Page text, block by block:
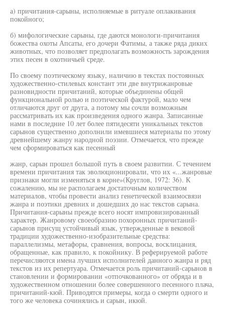
а) причитания-сарыны, исполняемые в ритуале оплакивания
покойного;
б) мифологические сарыны, где даются монологи-причитания
божества охоты Апсаты, его дочери Фатимы, а также ряда диких
животных, что позволяет предполагать возможность зарождения
этих песен в охотничьей среде.
По своему поэтическому языку, наличию в текстах постоянных
художественно-стилевых констант эти две внутрижанровые
разновидности причитаний, которые объединены общей
функциональной ролью и поэтической фактурой, мало чем
отличаются друг от друга, а потому мы сочли возможным
рассматривать их как произведения одного жанра. Записанные
нами в последние 10 лет более пятидесяти уникальных текстов
сарынов существенно дополнили имевшиеся материалы по этому
древнейшему жанру народной поэзии. Отмечается, что прежде
чем сформироваться как песенный
жанр, сарын прошел большой путь в своем развитии. С течением
времени причитания так эволюционировали, что их «...жанровые
признаки могли изменяться в корне»(Круглов, 1972: 36). К
сожалению, мы не располагаем достаточным количеством
материалов, чтобы провести анализ генетической взаимосвязи
жанра и поэтики древних и дошедших до нас текстов сарына.
Причитания-сарыны прежде всего носят импровизированный
характер. Жанровому своеобразию похоронных причитаний-
сарынов присущ устойчивый язык, утвержденные в вековой
традиции художественно-изобразительные средства:
параллелизмы, метафоры, сравнения, вопросы, восклицания,
обращенные, как правило, к покойнику. В реферируемой работе
перечисляются имена лучших исполнителей данного жанра и ряд
текстов из их репертуара. Отмечается роль причитаний-сарынов в
становлении и формировании «отпочкованного» от обряда и в
художественном отношении более совершенного песенного плача,
причитаний-кюй. Приводятся примеры, когда о смерти одного и
того же человека сочинялись и сарын, икюй.